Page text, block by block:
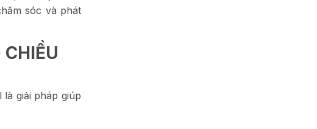
sóc và phát
giải pháp giúp